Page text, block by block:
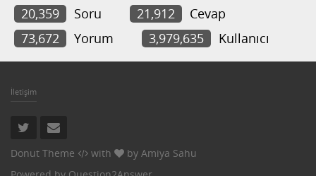
20,359 Soru 21,912
Cevap
73,672
Yorum 3,979,635 Kullanıcı
İletişim
Donut Theme with by Amiya Sahu